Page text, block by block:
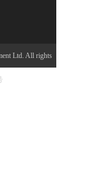
Ltd. All rights